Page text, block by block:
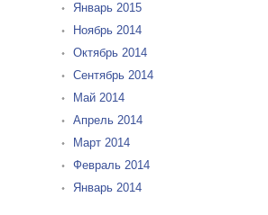
Январь 2015
Ноябрь 2014
Октябрь 2014
Сентябрь 2014
Май 2014
Апрель 2014
Март 2014
Февраль 2014
Январь 2014